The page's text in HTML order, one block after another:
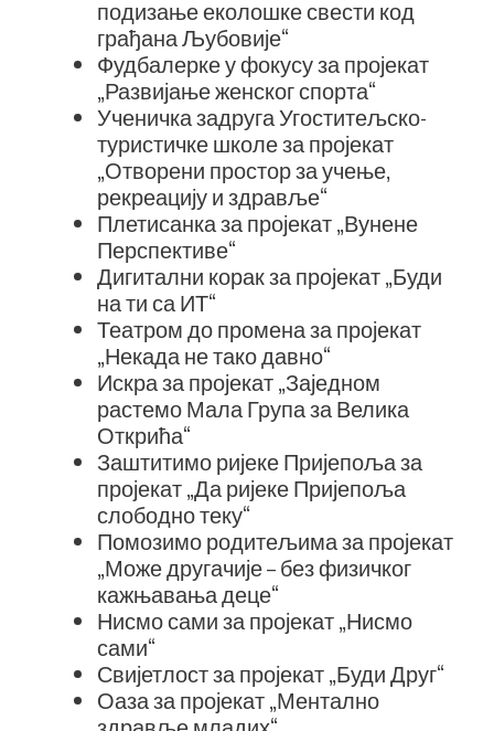
подизање еколошке свести код
грађана Љубовије“
Фудбалерке у фокусу за пројекат
„Развијање женског спорта“
Ученичка задруга Угоститељско-
туристичке школе за пројекат
„Отворени простор за учење,
рекреацију и здравље“
Плетисанка за пројекат „Вунене
Перспективе“
Дигитални корак за пројекат „Буди
на ти са ИТ“
Театром до промена за пројекат
„Некада не тако давно“
Искра за пројекат „Заједном
растемо Мала Група за Велика
Открића“
Заштитимо ријеке Пријепоља за
пројекат „Да ријеке Пријепоља
слободно теку“
Помозимо родитељима за пројекат
„Може другачије – без физичког
кажњавања деце“
Нисмо сами за пројекат „Нисмо
сами“
Свијетлост за пројекат „Буди Друг“
Оаза за пројекат „Ментално